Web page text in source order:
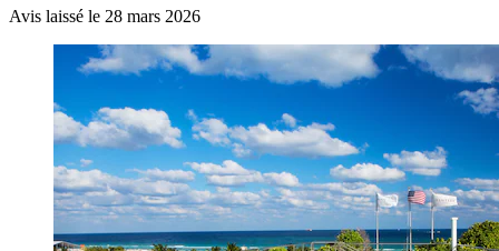
Avis laissé le 28 mars 2026